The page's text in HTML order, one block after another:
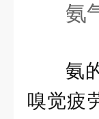
氨
氨
嗅觉疲